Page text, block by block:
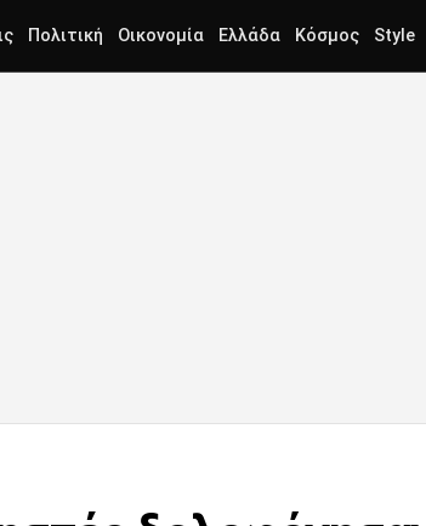
Πολιτική Οικονομία Ελλάδα Κόσμος Style